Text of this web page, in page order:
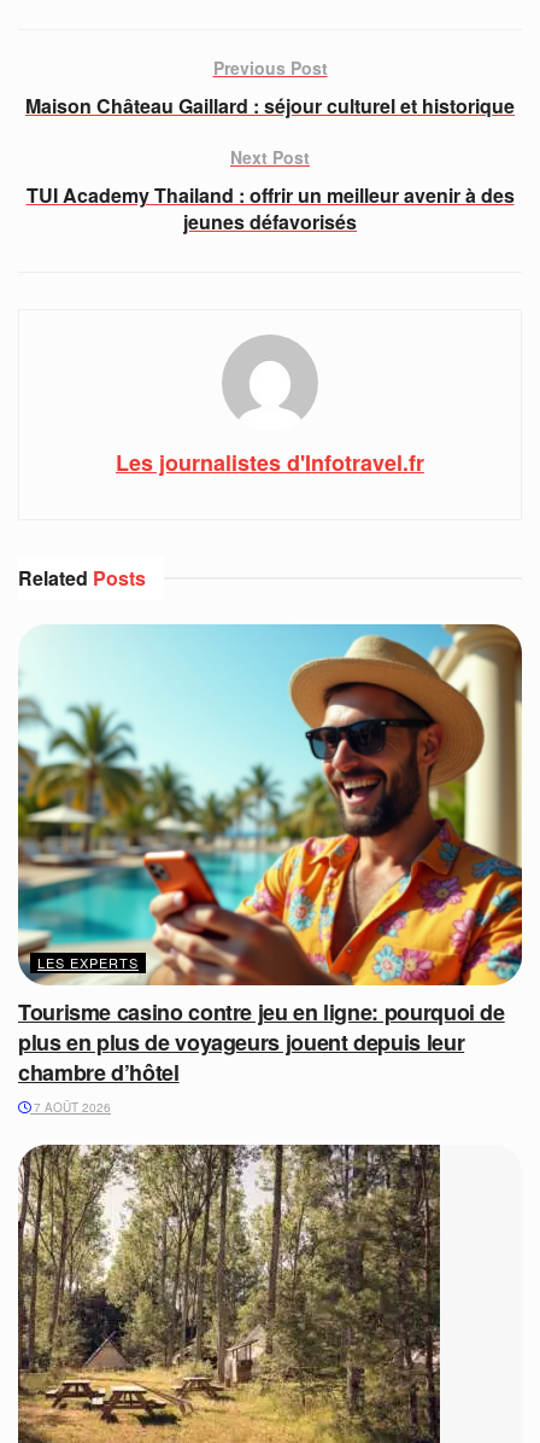
Previous Post
Maison Château Gaillard : séjour culturel et historique
Next Post
TUI Academy Thailand : offrir un meilleur avenir à des
jeunes défavorisés
Les journalistes d'Infotravel.fr
Related Posts
LES EXPERTS
Tourisme casino contre jeu en ligne: pourquoi de
plus en plus de voyageurs jouent depuis leur
chambre d’hôtel
7 AOÛT 2026